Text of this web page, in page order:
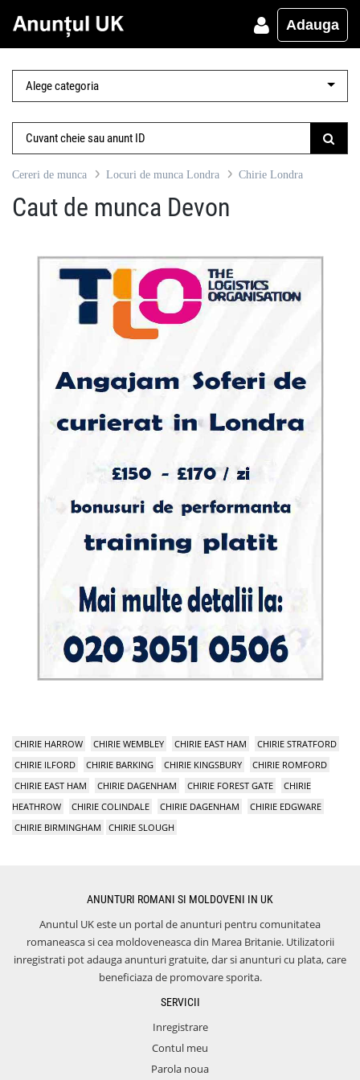
Adauga
Cereri de munca Locuri de munca Londra Chirie Londra
Caut de munca Devon
CHIRIE HARROW CHIRIE WEMBLEY CHIRIE EAST HAM
CHIRIE STRATFORD
CHIRIE ILFORD
CHIRIE BARKING CHIRIE KINGSBURY
CHIRIE ROMFORD
CHIRIE EAST HAM
CHIRIE DAGENHAM CHIRIE FOREST GATE
CHIRIE
HEATHROW
CHIRIE COLINDALE CHIRIE DAGENHAM
CHIRIE EDGWARE
CHIRIE BIRMINGHAM
CHIRIE SLOUGH
ANUNTURI ROMANI SI MOLDOVENI IN UK
Anuntul UK este un portal de anunturi pentru comunitatea
romaneasca si cea moldoveneasca din Marea Britanie. Utilizatorii
inregistrati pot adauga anunturi gratuite, dar si anunturi cu plata, care
beneficiaza de promovare sporita.
SERVICII
Inregistrare
Contul meu
Parola noua